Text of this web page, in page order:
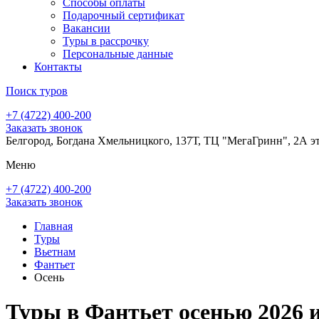
Подарочный сертификат
Вакансии
Туры в рассрочку
Персональные данные
Контакты
Поиск туров
+7 (4722) 400-200
Заказать звонок
Белгород, Богдана Хмельницкого, 137Т, ТЦ "МегаГринн", 2А
Меню
+7 (4722) 400-200
Заказать звонок
Главная
Туры
Вьетнам
Фантьет
Осень
Туры в Фантьет осенью 2026